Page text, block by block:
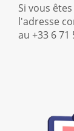
Si vous
l'adresse
au +33 6 71